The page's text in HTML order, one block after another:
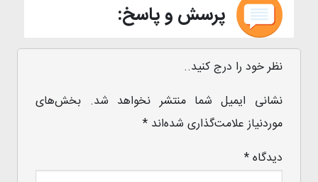
پرسش و پاسخ:
نظر خود را درج کنید..
نشانی ایمیل شما منتشر نخواهد شد. بخش‌های
موردنیاز علامت‌گذاری شده‌اند*
دیدگاه*